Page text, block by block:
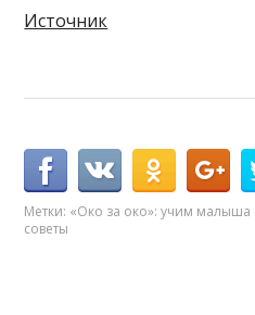
Источник
Метки: «Око за око»: учим малыша
советы